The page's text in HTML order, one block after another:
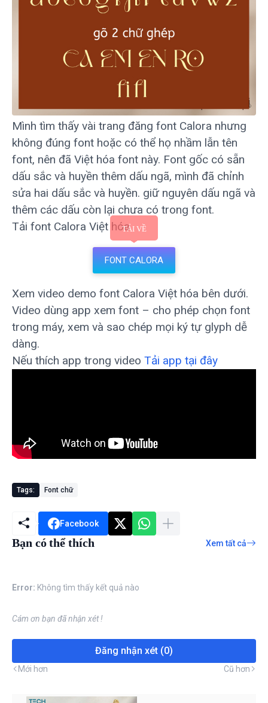
Mình tìm thấy vài trang đăng font Calora nhưng
không đúng font hoặc có thể họ nhầm lẫn tên
font, nên đã Việt hóa font này. Font gốc có sẵn
dấu sắc và huyền thêm dấu ngã, mình đã chỉnh
sửa hai dấu sắc và huyền. giữ nguyên dấu ngã và
thêm các dấu còn lại chưa có trong font.
Tải font Calora Việt hóa
FONT CALORA
Xem video demo font Calora Việt hóa bên dưới.
Video dùng app xem font – cho phép chọn font
trong máy, xem và sao chép mọi ký tự glyph dễ
dàng.
Nếu thích app trong video Tải app tại đây
Tags: Font chữ
Facebook
Bạn có thể thích Xem tất cả
Error: Không tìm thấy kết quả nào
Cám ơn bạn đã nhận xét !
Đăng nhận xét (0)
Mới hơn Cũ hơn